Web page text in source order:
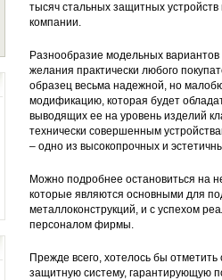
тысяч стальных защитных устройств
компании.
Разнообразие модельных
желания практически любого
образец весьма надежной, но
модификацию, которая будет
выводящих ее на уровень изделий
технически совершенным
– одно из высокопрочных и
Можно подробнее остановиться на
которые являются основными для
металлоконструкций, и с успехом
персоналом фирмы.
Прежде всего, хотелось бы
защитную систему, гарантирующую